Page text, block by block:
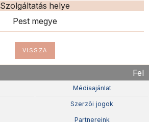
Szolgáltatás helye
Pest megye
VISSZA
Fel
Médiaajánlat
Szerzõi jogok
Partnereink